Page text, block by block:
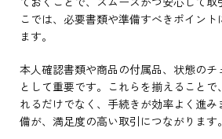
こでは、必要書類や準備すべきポイン
ます。
本人確認書類や商品の付属品、状態の
として重要です。これらを揃えることで
れるだけでなく、手続きが効率よく進
備が、満足度の高い取引につながります。